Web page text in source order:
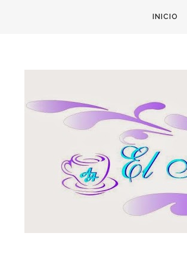
INICIO